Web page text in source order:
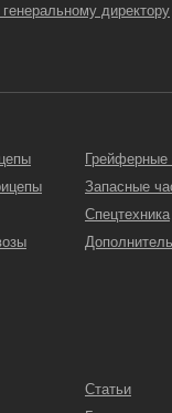
директору
Грейферные
Запасные
Спецтехника
Статьи